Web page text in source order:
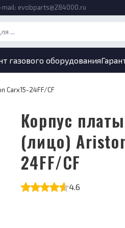
mail: evobparts@284000.ru
газового оборудования
Carx15-24FF/CF
Корпус платы управления
(лицо)
24FF/CF
4.6